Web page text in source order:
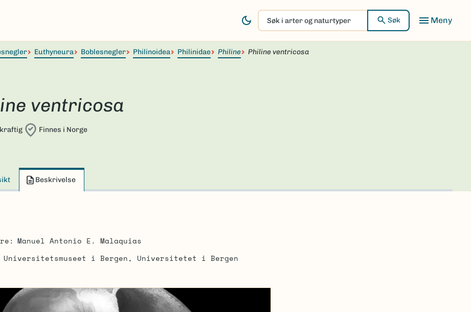
Søk
i
arter
og
Søk
Euthyneura Boblesnegler Philinoidea Philinidae Philine Philine ventricosa
ventricosa
Finnes i Norge
Beskrivelse
Manuel Antonio E. Malaquias
Universitetsmuseet i Bergen, Universitetet i Bergen